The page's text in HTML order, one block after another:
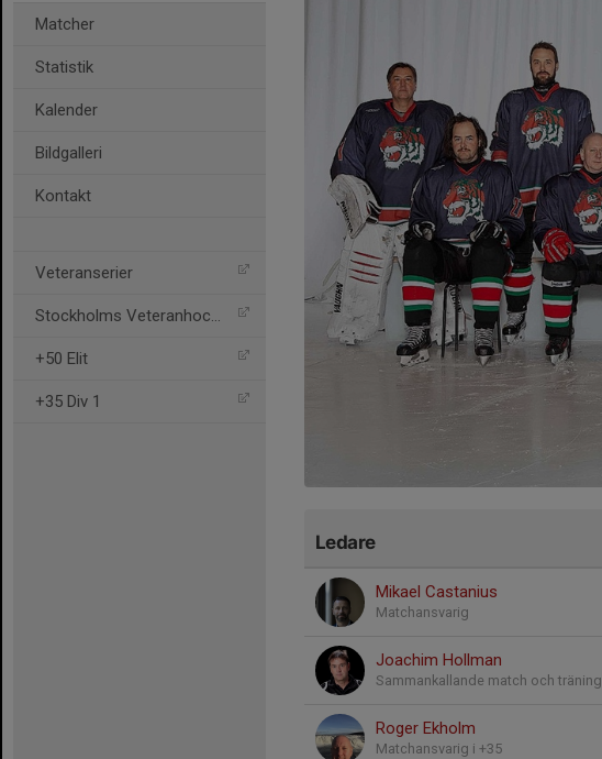
Matcher
Statistik
Kalender
Bildgalleri
Kontakt
Veteranserier
Stockholms Veteranhockey
+50 Elit
+35 Div 1
Ledare
Mikael Castanius
Matchansvarig
Joachim Hollman
Sammankallande match och träning
Roger Ekholm
Matchansvarig i +35